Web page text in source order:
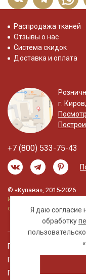
Я даю согласие
обработку
Распродажа тканей
Отзывы о нас
Система скидок
Доставка и оплата
г.
+7 (800) 533-75-43
© «Купава», 2015-2026
Информация на сайте не
офертой.
Правовая информация
Политика обработки
Пользовательское